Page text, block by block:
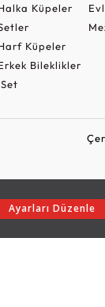
Ayarları Düzenle
Küpeler
Küpeler
Bileklikler
tüm hakları